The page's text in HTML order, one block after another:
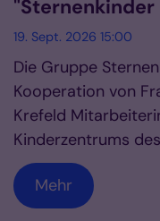
"Sternenkinder
19. Sept. 2026 15:00
Die Gruppe
Kooperation von
Krefeld
Kinderzentrums
Mehr